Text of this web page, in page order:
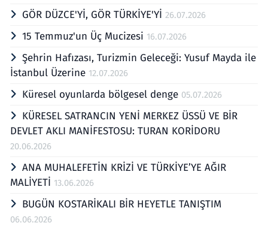
GÖR DÜZCE'Yİ, GÖR TÜRKİYE'Yİ 26.07.2026
15 Temmuz'un Üç Mucizesi 16.07.2026
Şehrin Hafızası, Turizmin Geleceği: Yusuf Mayda ile
İstanbul Üzerine 12.07.2026
Küresel oyunlarda bölgesel denge 05.07.2026
KÜRESEL SATRANCIN YENİ MERKEZ ÜSSÜ VE BİR
DEVLET AKLI MANİFESTOSU: TURAN KORİDORU
20.06.2026
ANA MUHALEFETİN KRİZİ VE TÜRKİYE’YE AĞIR
MALİYETİ 13.06.2026
BUGÜN KOSTARİKALI BİR HEYETLE TANIŞTIM
06.06.2026